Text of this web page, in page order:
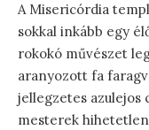
A Misericórdia
sokkal inkább egy
rokokó művészet
aranyozott fa
jellegzetes azulejos
mesterek